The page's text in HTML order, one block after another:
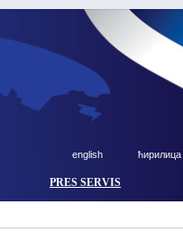
english ћирилица
PRES SERVIS